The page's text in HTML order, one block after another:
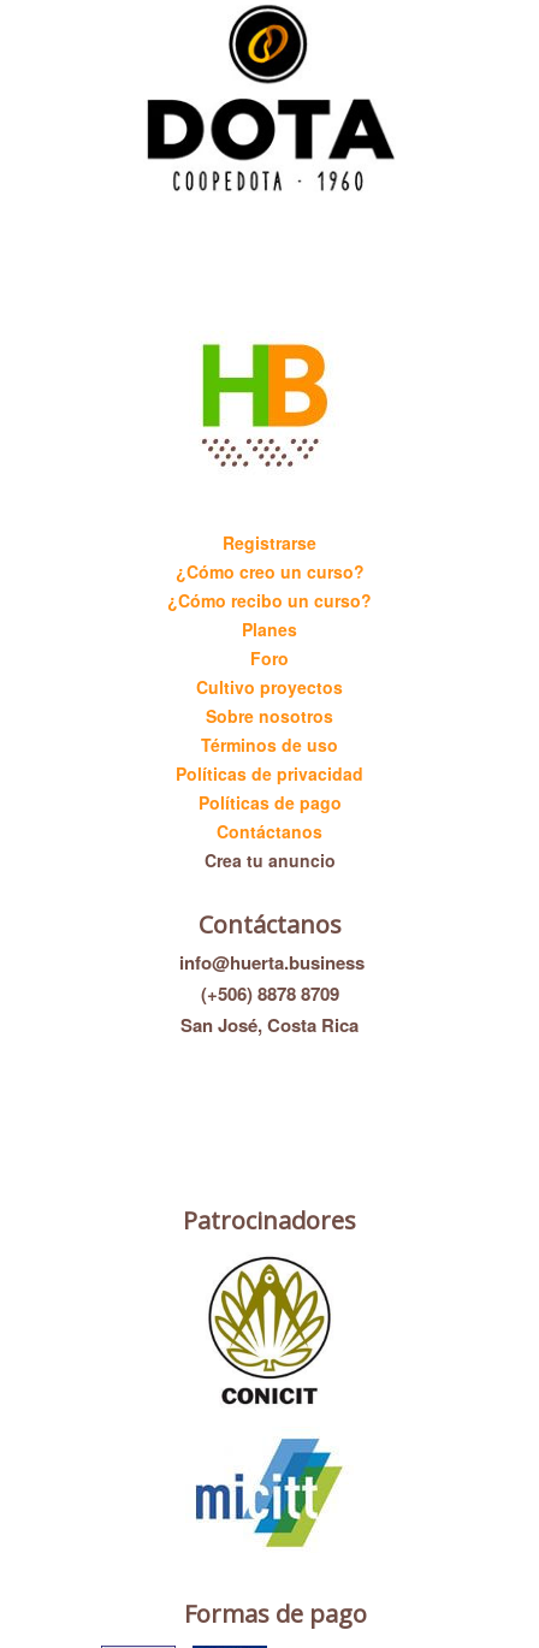
Registrarse
¿Cómo creo un curso?
¿Cómo recibo un curso?
Planes
Foro
Cultivo proyectos
Sobre nosotros
Términos de uso
Políticas de privacidad
Políticas de pago
Contáctanos
Crea tu anuncio
Contáctanos
info@huerta.business
(+506) 8878 8709
San José, Costa Rica
Patrocinadores
Formas de pago